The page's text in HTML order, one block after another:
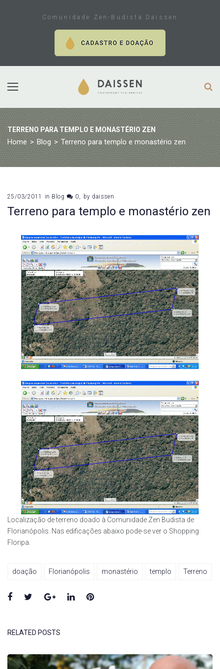
Comunidade Zen-Budista Daissen
TERRENO PARA TEMPLO E MONASTÉRIO ZEN
Home > Blog > Terreno para templo e monastério zen
25/03/2011 in Blog 0 by daissen
Terreno para templo e monastério zen
Localização de terreno doado à Comunidade Zen Budista de
Florianópolis. Nas edificações abaixo pode-se ver o Shopping
Floripa.
doação Florianópolis monastério templo Terreno
Facebook
TwitterGoogle+LinkedInPinterest
RELATED POSTS